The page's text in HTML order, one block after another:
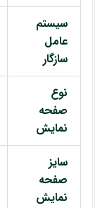
سیستم
عامل
سازگار
نوع
صفحه
نمایش
سایز
صفحه
نمایش